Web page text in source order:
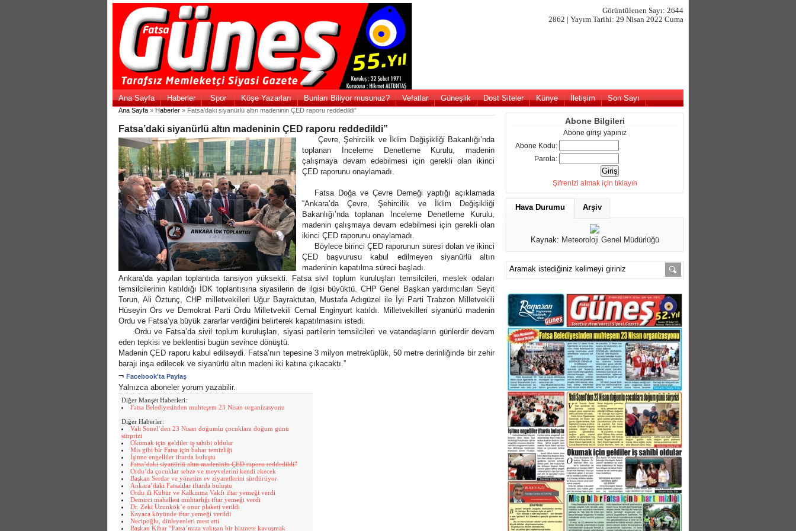
Görüntülenen Sayı: 2644
2862 | Yayım Tarihi: 29 Nisan 2022 Cuma
Ana Sayfa Haberler Spor Köşe Yazarları Bunları Biliyor musunuz? Vefatlar Güneşlik Dost Siteler Künye İletişim Son Sayı
Ana Sayfa » Haberler » Fatsa’daki siyanürlü altın madeninin ÇED raporu reddedildi”
Fatsa’daki siyanürlü altın madeninin ÇED raporu reddedildi”
Çevre, Şehircilik ve İklim Değişikliği Bakanlığı’nda
toplanan İnceleme Denetleme Kurulu, madenin
çalışmaya devam edebilmesi için gerekli olan ikinci
ÇED raporunu onaylamadı.
Fatsa Doğa ve Çevre Derneği yaptığı açıklamada
“Ankara’da Çevre, Şehircilik ve İklim Değişikliği
Bakanlığı’nda toplanan İnceleme Denetleme Kurulu,
madenin çalışmaya devam edebilmesi için gerekli olan
ikinci ÇED raporunu onaylamadı.
Böylece birinci ÇED raporunun süresi dolan ve ikinci
ÇED başvurusu kabul edilmeyen siyanürlü altın
madeninin kapatılma süreci başladı.
Ankara’da yapılan toplantıda tansiyon yüksekti. Fatsa sivil toplum kuruluşları temsilcileri, meslek odaları
temsilcilerinin katıldığı İDK toplantısına siyasilerin de ilgisi büyüktü. CHP Genel Başkan yardımcıları Seyit
Torun, Ali Öztunç, CHP milletvekilleri Uğur Bayraktutan, Mustafa Adıgüzel ile İyi Parti Trabzon Milletvekili
Hüseyin Örs ve Demokrat Parti Ordu Milletvekili Cemal Enginyurt katıldı. Milletvekilleri siyanürlü madenin
Ordu ve Fatsa’ya büyük zararlar verdiğini belirterek kapatılmasını istedi.
Ordu ve Fatsa’da sivil toplum kuruluşları, siyasi partilerin temsilcileri ve vatandaşların günlerdir devam
eden tepkisi ve beklentisi bugün sevince dönüştü.
Madenin ÇED raporu kabul edilseydi. Fatsa’nın tepesine 3 milyon metreküplük, 50 metre derinliğinde bir zehir
barajı inşa edilecek ve siyanürlü altın madeni iki katına çıkacaktı.”
¬ Facebook'ta Paylaş
Yalnızca aboneler yorum yazabilir.
Diğer Manşet Haberleri:
Fatsa Belediyesinden muhteşem 23 Nisan organizasyonu
Diğer Haberler:
Vali Sonel’den 23 Nisan doğumlu çocuklara doğum günü
sürprizi
Okumak için geldiler iş sahibi oldular
Mis gibi bir Fatsa için bahar temizliği
İşitme engelliler iftarda buluştu
Fatsa’daki siyanürlü altın madeninin ÇED raporu reddedildi”
Ordu’da çocuklar sebze ve meyvelerini kendi ekecek
Başkan Serdar ve yönetim ev ziyaretlerini sürdürüyor
Ankara’daki Fatsalılar iftarda buluştu
Ordu ili Kültür ve Kalkınma Vakfı iftar yemeği verdi
Demirci mahallesi muhtarlığı iftar yemeği verdi
Dr. Zeki Uzunkök’e onur plaketi verildi
Kayaca köyünde iftar yemeği verildi
Necipoğlu, dinleyenleri mest etti
Başkan Kibar “Fatsa’mıza yakışan bir hizmete kavuşmak
Abone Bilgileri
Abone girişi yapınız
Abone Kodu:
Parola:
Şifrenizi almak için tıklayın
Hava Durumu Arşiv
Kaynak: Meteoroloji Genel Müdürlüğü